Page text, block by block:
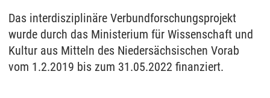
Das interdisziplinäre Verbundforschungsprojekt
wurde durch das Ministerium für Wissenschaft und
Kultur aus Mitteln des Niedersächsischen Vorab
vom 1.2.2019 bis zum 31.05.2022 finanziert.